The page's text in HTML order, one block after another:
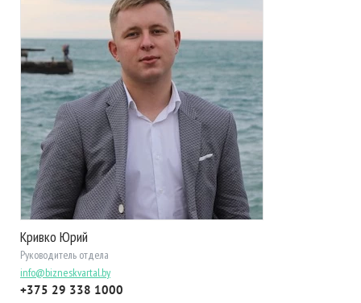
Кривко Юрий
Руководитель отдела
info@bizneskvartal.by
+375 29 338 1000